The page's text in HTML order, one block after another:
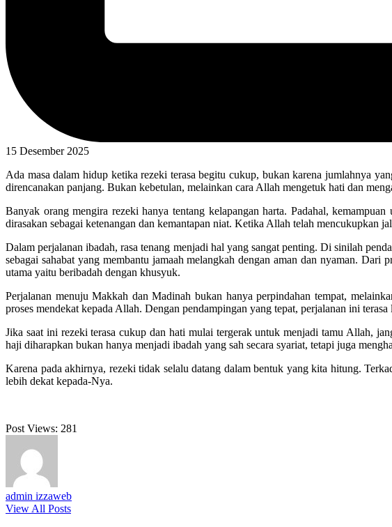
15 Desember 2025
Ada masa dalam hidup ketika rezeki terasa begitu cukup, bukan karena jumlahnya
direncanakan panjang. Bukan kebetulan, melainkan cara Allah mengetuk hati dan
Banyak orang mengira rezeki hanya tentang kelapangan harta. Padahal,
dirasakan sebagai ketenangan dan kemantapan niat. Ketika Allah telah mencukupkan
Dalam perjalanan ibadah, rasa tenang menjadi hal yang sangat penting. Di sinilah
sebagai sahabat yang membantu jamaah melangkah dengan aman dan nyaman.
utama yaitu beribadah dengan khusyuk.
Perjalanan menuju Makkah dan Madinah bukan hanya perpindahan tempat,
proses mendekat kepada Allah. Dengan pendampingan yang tepat, perjalanan ini
Jika saat ini rezeki terasa cukup dan hati mulai tergerak untuk menjadi tamu Allah,
haji diharapkan bukan hanya menjadi ibadah yang sah secara syariat, tetapi juga
Karena pada akhirnya, rezeki tidak selalu datang dalam bentuk yang kita hitung.
lebih dekat kepada-Nya.
Post Views: 281
admin izzaweb
View All Posts